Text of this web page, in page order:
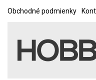
Obchodné podmienky